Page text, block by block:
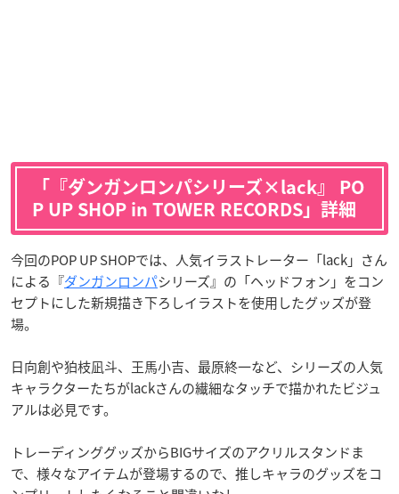
「『ダンガンロンパシリーズ×lack』 PO
P UP SHOP in TOWER RECORDS」詳細
今回のPOP UP SHOPでは、人気イラストレーター「lack」さん
による『ダンガンロンパシリーズ』の「ヘッドフォン」をコン
セプトにした新規描き下ろしイラストを使用したグッズが登
場。
日向創や狛枝凪斗、王馬小吉、最原終一など、シリーズの人気
キャラクターたちがlackさんの繊細なタッチで描かれたビジュ
アルは必見です。
トレーディンググッズからBIGサイズのアクリルスタンドま
で、様々なアイテムが登場するので、推しキャラのグッズをコ